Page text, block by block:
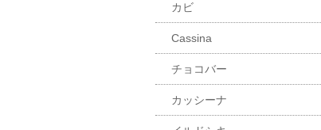
カビ
Cassina
チョコバー
カッシーナ